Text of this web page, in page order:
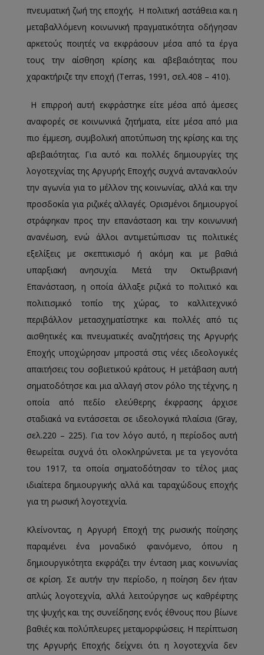
πνευματική ζωή της εποχής. Η πολιτική αστάθεια και η
μεταβαλλόμενη κοινωνική πραγματικότητα οδήγησαν
αρκετούς ποιητές να εκφράσουν μέσα από τα έργα
τους την αίσθηση κρίσης και αβεβαιότητας που
χαρακτήριζε την εποχή (Terras, 1991, σελ.408 – 410).
Η επιρροή αυτή εκφράστηκε είτε μέσα από άμεσες
αναφορές σε κοινωνικά ζητήματα, είτε μέσα από μια
πιο έμμεση, συμβολική αποτύπωση της κρίσης και της
αβεβαιότητας. Για αυτό και πολλές δημιουργίες της
λογοτεχνίας της Αργυρής Εποχής συχνά αντανακλούν
την αγωνία για το μέλλον της κοινωνίας, αλλά και την
προσδοκία για ριζικές αλλαγές. Ορισμένοι δημιουργοί
στράφηκαν προς την επανάσταση και την κοινωνική
ανανέωση, ενώ άλλοι αντιμετώπισαν τις πολιτικές
εξελίξεις με σκεπτικισμό ή ακόμη και με βαθιά
υπαρξιακή ανησυχία. Μετά την Οκτωβριανή
Επανάσταση, η οποία άλλαξε ριζικά το πολιτικό και
πολιτισμικό τοπίο της χώρας, το καλλιτεχνικό
περιβάλλον μετασχηματίστηκε και πολλές από τις
αισθητικές και πνευματικές αναζητήσεις της Αργυρής
Εποχής υποχώρησαν μπροστά στις νέες ιδεολογικές
απαιτήσεις του σοβιετικού κράτους. Η μετάβαση αυτή
σηματοδότησε και μια αλλαγή στον ρόλο της τέχνης, η
οποία από πεδίο ελεύθερης έκφρασης άρχισε
σταδιακά να εντάσσεται σε ιδεολογικά πλαίσια (Gray,
σελ.220 – 225). Για τον λόγο αυτό, η περίοδος αυτή
θεωρείται συχνά ότι ολοκληρώνεται με τα γεγονότα
του 1917, τα οποία σηματοδότησαν το τέλος μιας
ιδιαίτερα δημιουργικής αλλά και ταραχώδους εποχής
για τη ρωσική λογοτεχνία.
Κλείνοντας, η Αργυρή Εποχή της ρωσικής ποίησης
παραμένει ένα μοναδικό φαινόμενο, όπου η
δημιουργικότητα εκφράζει την ένταση μιας κοινωνίας
σε κρίση. Σε αυτήν την περίοδο, η ποίηση δεν ήταν
απλώς λογοτεχνία, αλλά λειτούργησε ως καθρέφτης
της ψυχής και της συνείδησης ενός έθνους που βίωνε
βαθιές και πολύπλευρες μεταμορφώσεις. Η περίπτωση
της Αργυρής Εποχής δείχνει ότι η λογοτεχνία δεν